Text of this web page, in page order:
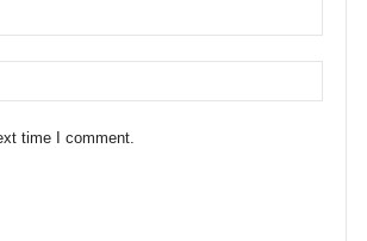
time I comment.